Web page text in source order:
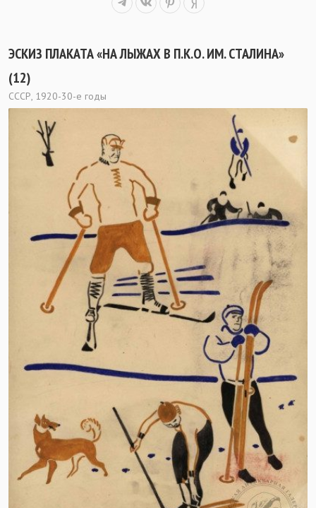
ЭСКИЗ ПЛАКАТА «НА ЛЫЖАХ В П.К.О. ИМ. СТАЛИНА»
(12)
СССР, 1920-30-е годы